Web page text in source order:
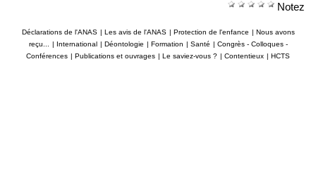
Notez
Déclarations de l'ANAS | Les avis de l'ANAS | Protection de l'enfance | Nous avons
reçu...
| International | Déontologie | Formation | Santé | Congrès - Colloques -
Conférences | Publications et ouvrages | Le saviez-vous ? | Contentieux | HCTS